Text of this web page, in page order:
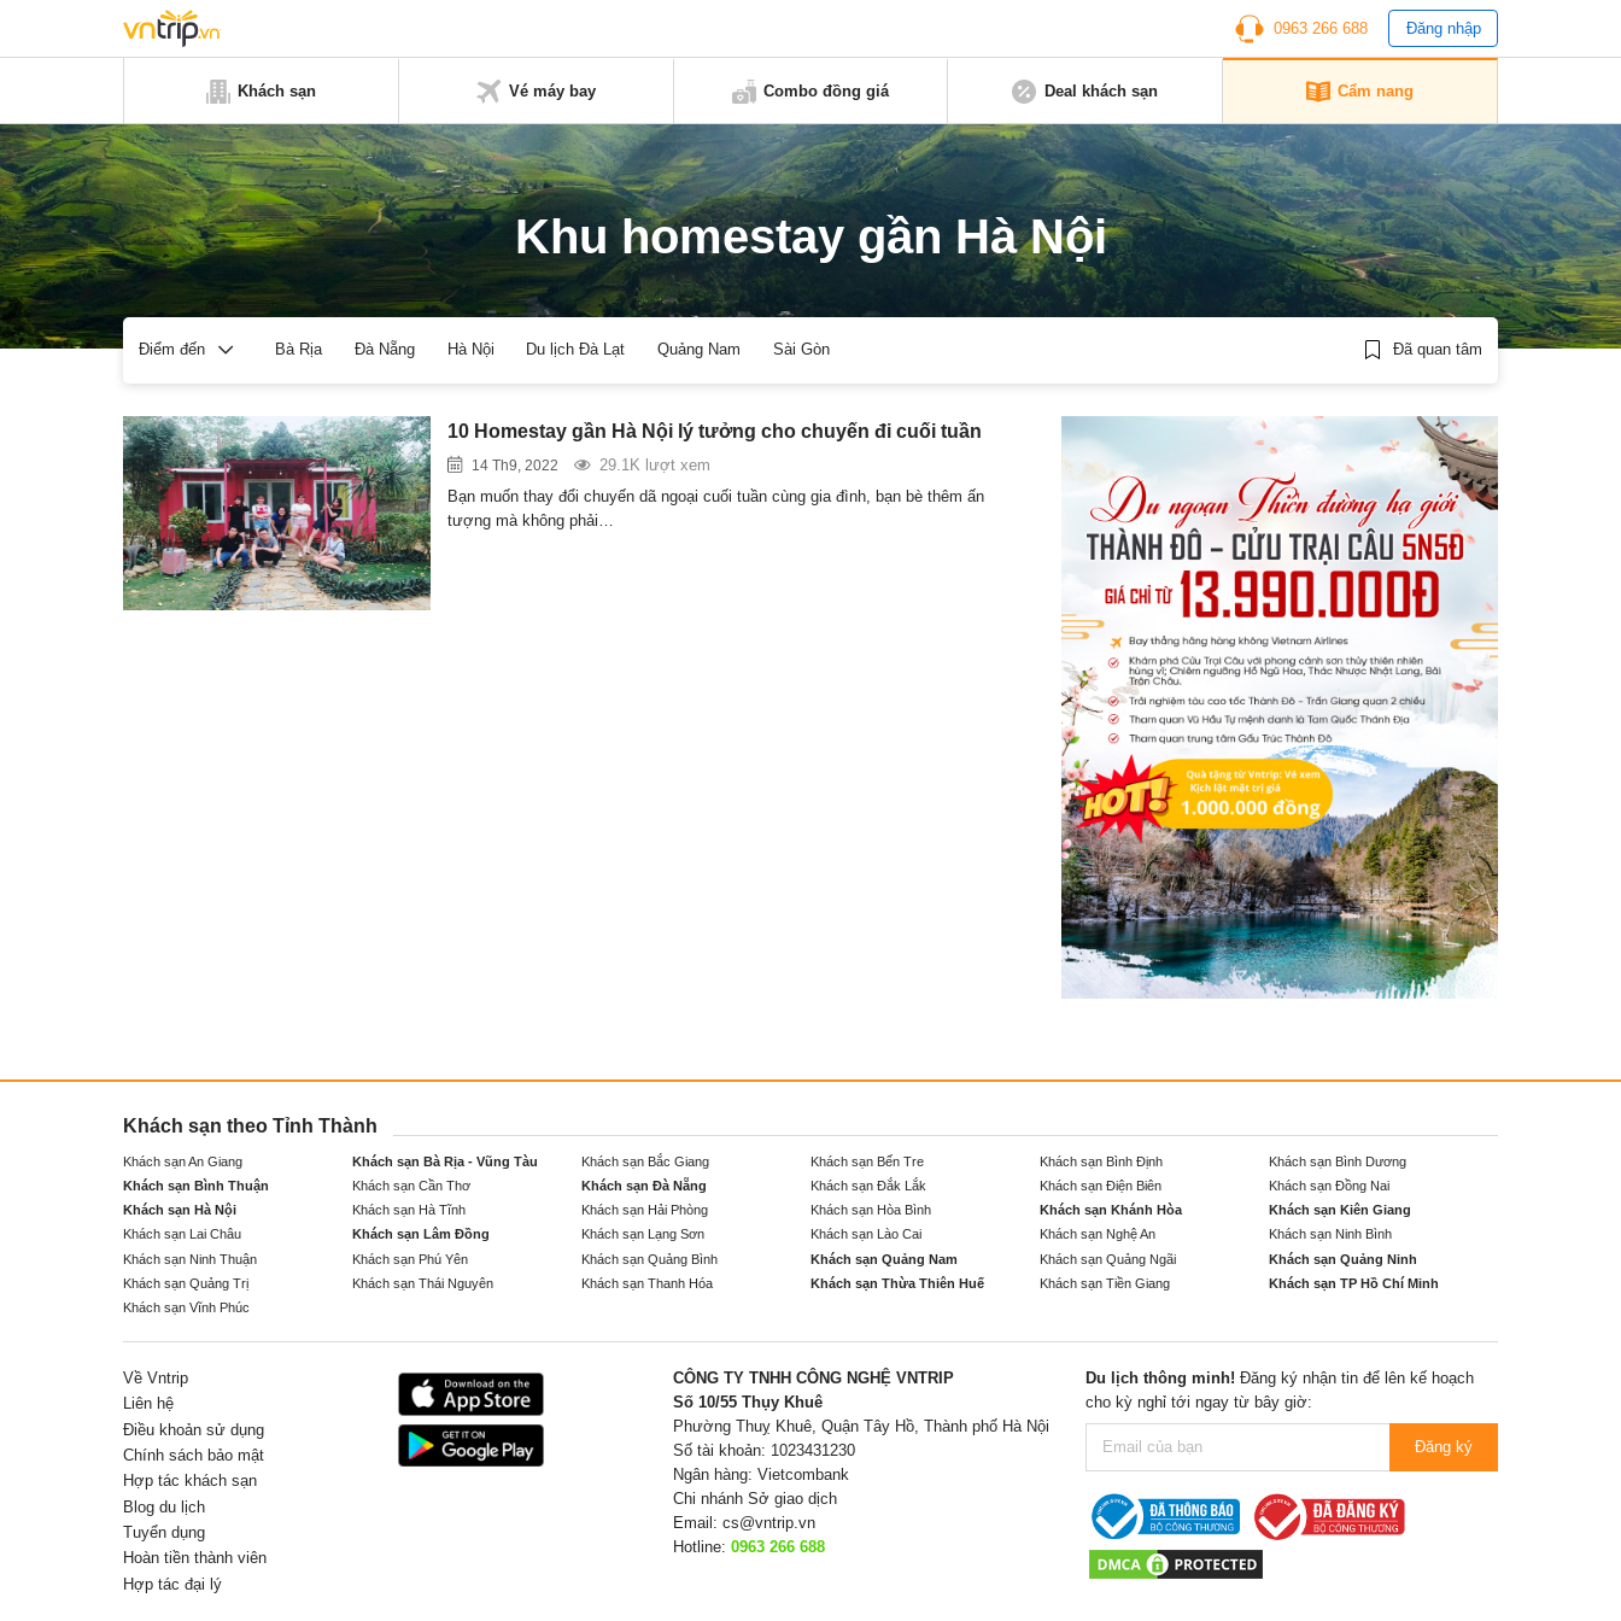
0963 266 688 Đăng nhập
Khách sạn Vé máy bay Combo đồng giá Deal khách sạn Cẩm nang
Khu homestay gần Hà Nội
Điểm đến Bà Rịa Đà Nẵng Hà Nội Du lịch Đà Lạt Quảng Nam Sài Gòn Đã quan tâm
10 Homestay gần Hà Nội lý tưởng cho chuyến đi cuối tuần
14 Th9, 2022
29.1K lượt xem
Bạn muốn thay đổi chuyến dã ngoại cuối tuần cùng gia đình, bạn bè thêm ấn
tượng mà không phải…
Khách sạn theo Tỉnh Thành
Khách sạn An Giang Khách sạn Bà Rịa - Vũng Tàu Khách sạn Bắc Giang Khách sạn Bến Tre Khách sạn Bình Định
Khách sạn Bình Dương
Khách sạn Bình Thuận
Khách sạn Cần Thơ Khách sạn Đà Nẵng Khách sạn Đắk Lắk Khách sạn Điện Biên
Khách sạn Đồng Nai
Khách sạn Hà Nội
Khách sạn Hà Tĩnh Khách sạn Hải Phòng Khách sạn Hòa Bình Khách sạn Khánh Hòa
Khách sạn Kiên Giang
Khách sạn Lai Châu
Khách sạn Lâm Đồng Khách sạn Lạng Sơn Khách sạn Lào Cai Khách sạn Nghệ An
Khách sạn Ninh Bình
Khách sạn Ninh Thuận
Khách sạn Phú Yên Khách sạn Quảng Bình Khách sạn Quảng Nam Khách sạn Quảng Ngãi
Khách sạn Quảng Ninh
Khách sạn Quảng Trị
Khách sạn Thái Nguyên Khách sạn Thanh Hóa Khách sạn Thừa Thiên Huế Khách sạn Tiền Giang
Khách sạn TP Hồ Chí Minh
Khách sạn Vĩnh Phúc
Về Vntrip
Liên hệ
Điều khoản sử dụng
Chính sách bảo mật
Hợp tác khách sạn
Blog du lịch
Tuyển dụng
Hoàn tiền thành viên
Hợp tác đại lý
CÔNG TY TNHH CÔNG NGHỆ VNTRIP
Số 10/55 Thụy Khuê
Phường Thuỵ Khuê, Quận Tây Hồ, Thành phố Hà Nội
Số tài khoản: 1023431230
Ngân hàng: Vietcombank
Chi nhánh Sở giao dịch
Email: cs@vntrip.vn
Hotline: 0963 266 688
Du lịch thông minh! Đăng ký nhận tin để lên kế hoạch
cho kỳ nghỉ tới ngay từ bây giờ:
Đăng ký